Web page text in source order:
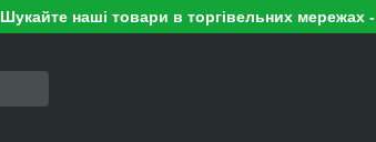
наші товари в торгівельних мережах -